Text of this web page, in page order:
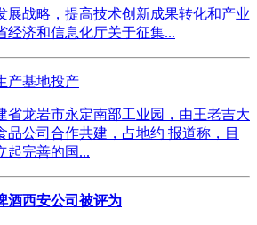
展战略，提高技术创新成果转化和产业
经济和信息化厅关于征集...
产基地投产
省龙岩市永定南部工业园，由王老吉大
品公司合作共建，占地约 报道称，目
起完善的国...
酒西安公司被评为